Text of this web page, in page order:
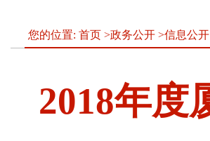
您的位置: 首页 >政务公开 >信息公开
2018年度